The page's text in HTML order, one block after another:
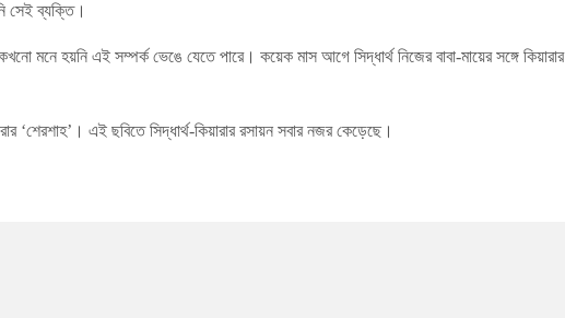
সেই ব্যক্তি।
মনে হয়নি এই সম্পর্ক ভেঙে যেতে পারে। কয়েক মাস আগে সিদ্ধার্থ নিজের বাবা-মায়ের সঙ্গে কিয়ারার
‘শেরশাহ’। এই ছবিতে সিদ্ধার্থ-কিয়ারার রসায়ন সবার নজর কেড়েছে।